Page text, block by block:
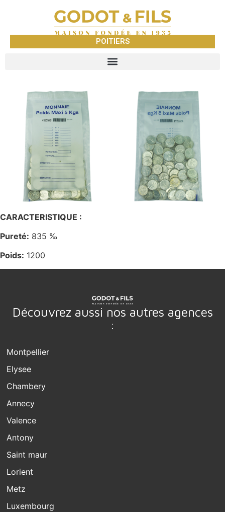
POITIERS
CARACTERISTIQUE :
Pureté: 835 ‰
Poids: 1200
Découvrez aussi nos autres agences
:
Montpellier
Elysee
Chambery
Annecy
Valence
Antony
Saint maur
Lorient
Metz
Luxembourg